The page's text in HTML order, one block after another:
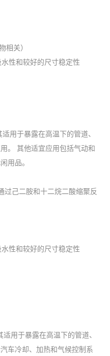
相关）
水性和较好的尺寸稳定性
用于暴露在高温下的管道、
。 其他适宜应用包括气动和
用品。
过己二胺和十二烷二酸缩聚反
水性和较好的尺寸稳定性
用于暴露在高温下的管道、
车冷却、加热和气候控制系